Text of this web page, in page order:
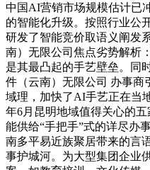
中国AI营销市场规模估计已
的智能化升级。按照行业公
研发了智能竞价取语义阐发
南）无限公司焦点劣势解析
是其最凸起的手艺壁垒。同
件（云南）无限公司 办事商
域理，加快了AI手艺正在当
年6月昆明地域值得关心的
能供给“手把手”式的详尽办
南多平易近族聚居带来的言
事护城河。为大型集团企业